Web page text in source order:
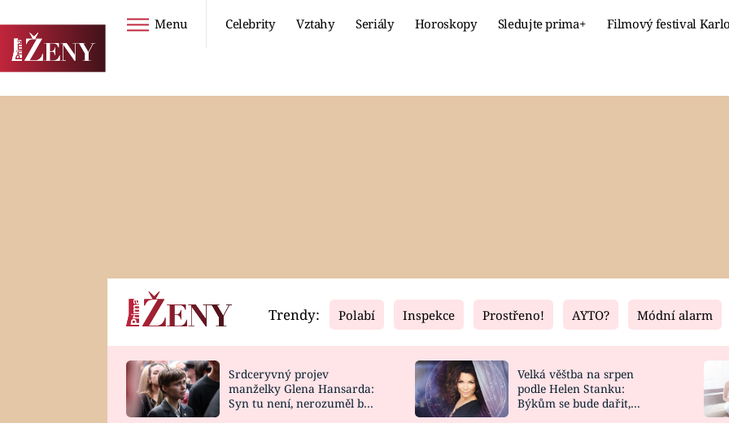
Menu Celebrity Vztahy Seriály Horoskopy Sledujte prima+ Filmový festival
Horoskopy
HOROSKOP NA
Video
CELEBRITY
VAŘENÍ
Fresh
NOVINKY
VIDEORECEPTY
Living
DESIGN
Trendy: Polabí Inspekce Prostřeno! AYTO? Módní alarm
Srdceryvný projev
manželky Glena Hansarda:
Syn tu není, nerozuměl by
Velká věštba na srpen
podle Helen Stanku:
Býkům se bude dařit,